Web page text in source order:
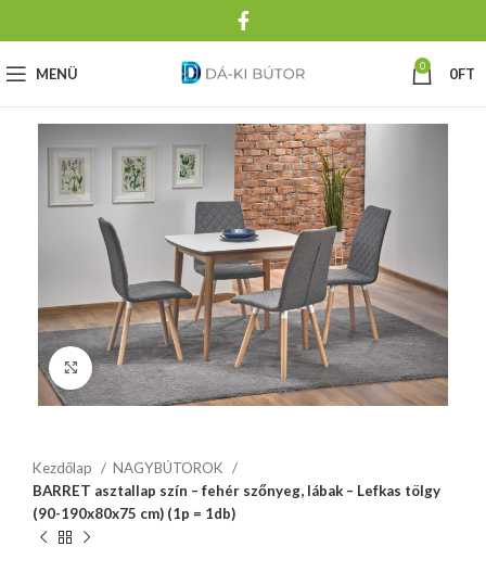
MENÜ 0 0FT
Click to enlarge
Kezdőlap
NAGYBÚTOROK
BARRET asztallap szín – fehér szőnyeg, lábak – Lefkas tölgy
(90-190x80x75 cm) (1p = 1db)